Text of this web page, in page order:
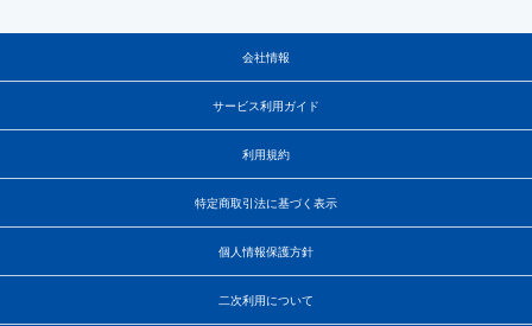
会社情報
サービス利用ガイド
利用規約
特定商取引法に基づく表示
個人情報保護方針
二次利用について